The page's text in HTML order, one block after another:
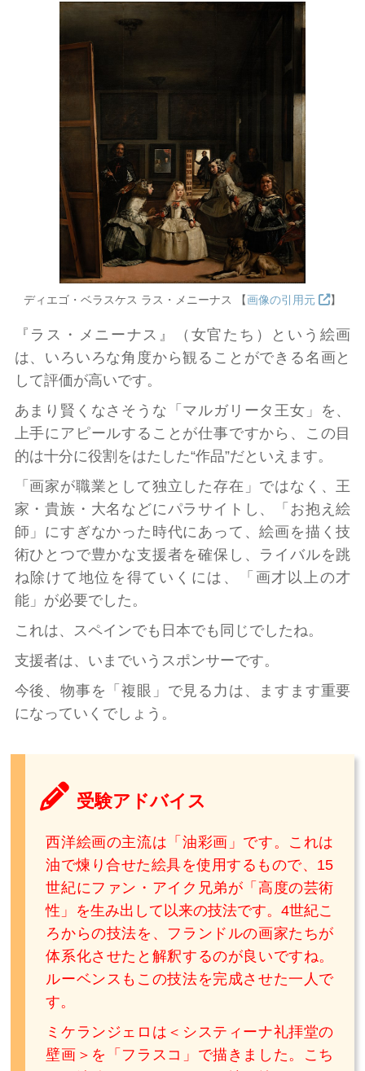
ディエゴ・ベラスケス ラス・メニーナス 【画像の引用元 】
『ラス・メニーナス』（女官たち）という絵画
は、いろいろな角度から観ることができる名画と
して評価が高いです。
あまり賢くなさそうな「マルガリータ王女」を、
上手にアピールすることが仕事ですから、この目
的は十分に役割をはたした“作品”だといえます。
「画家が職業として独立した存在」ではなく、王
家・貴族・大名などにパラサイトし、「お抱え絵
師」にすぎなかった時代にあって、絵画を描く技
術ひとつで豊かな支援者を確保し、ライバルを跳
ね除けて地位を得ていくには、「画才以上の才
能」が必要でした。
これは、スペインでも日本でも同じでしたね。
支援者は、いまでいうスポンサーです。
今後、物事を「複眼」で見る力は、ますます重要
になっていくでしょう。
受験アドバイス
西洋絵画の主流は「油彩画」です。これは
油で煉り合せた絵具を使用するもので、15
世紀にファン・アイク兄弟が「高度の芸術
性」を生み出して以来の技法です。4世紀こ
ろからの技法を、フランドルの画家たちが
体系化させたと解釈するのが良いですね。
ルーベンスもこの技法を完成させた一人で
す。
ミケランジェロは＜システィーナ礼拝堂の
壁画＞を「フラスコ」で描きました。こち